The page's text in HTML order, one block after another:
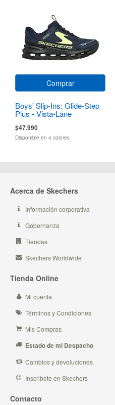
Comprar
Boys' Slip-Ins: Glide-Step
Plus - Vista-Lane
$47.990
Disponible en 4 colores
Acerca de Skechers
Información corporativa
Gobernanza
Tiendas
Skechers Worldwide
Tienda Online
Mi cuenta
Términos y Condiciones
Mis Compras
Estado de mi Despacho
Cambios y devoluciones
Inscribete en Skechers
Contacto